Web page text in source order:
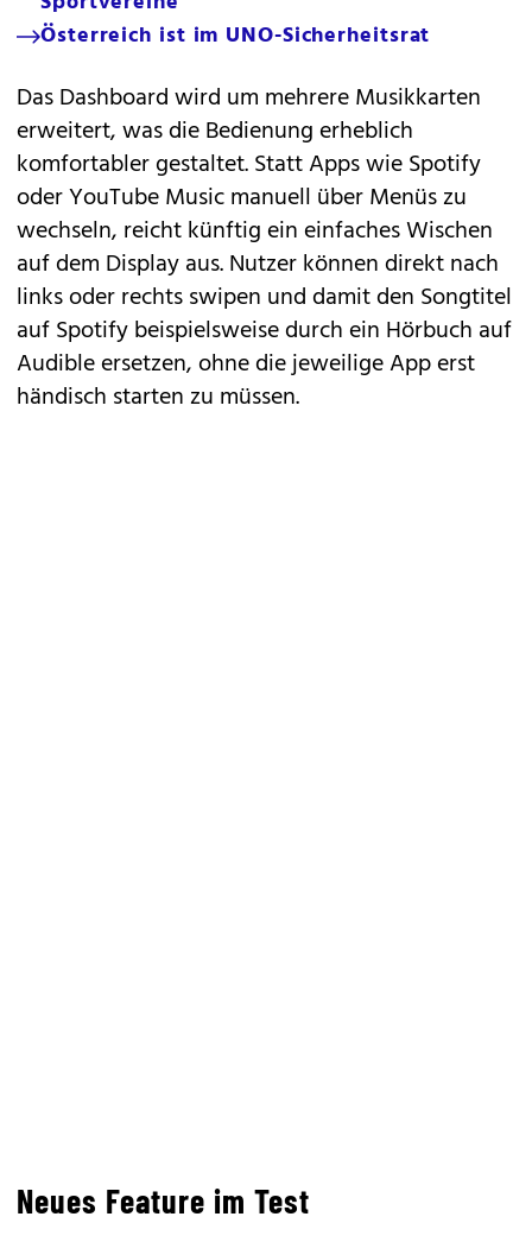
Österreich ist im UNO-Sicherheitsrat
Das Dashboard wird um mehrere Musikkarten
erweitert, was die Bedienung erheblich
komfortabler gestaltet. Statt Apps wie Spotify
oder YouTube Music manuell über Menüs zu
wechseln, reicht künftig ein einfaches Wischen
auf dem Display aus. Nutzer können direkt nach
links oder rechts swipen und damit den Songtitel
auf Spotify beispielsweise durch ein Hörbuch auf
Audible ersetzen, ohne die jeweilige App erst
händisch starten zu müssen.
Neues Feature im Test